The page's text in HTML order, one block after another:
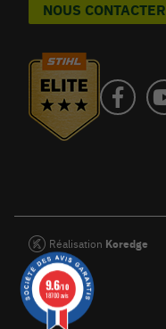
NOUS CONTACTER
Réalisation Koredge
9.6/10
18700 avis